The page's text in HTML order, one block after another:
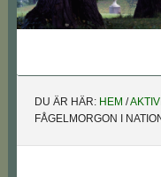
DU ÄR HÄR: HEM /
FÅGELMORGON I